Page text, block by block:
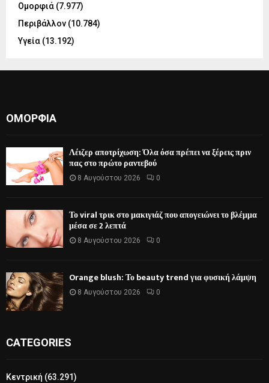
Ομορφιά (7.977)
Περιβάλλον (10.784)
Υγεία (13.192)
ΟΜΟΡΦΙΆ
Λέιζερ αποτρίχωση: Όλα όσα πρέπει να ξέρεις πριν
πας στο πρώτο ραντεβού
8 Αυγούστου 2026 0
Το viral τρικ στο μακιγιάζ που απογειώνει το βλέμμα
μέσα σε 2 λεπτά
8 Αυγούστου 2026 0
Orange blush: Το beauty trend για φυσική λάμψη
8 Αυγούστου 2026 0
CATEGORIES
Κεντρική (63.291)